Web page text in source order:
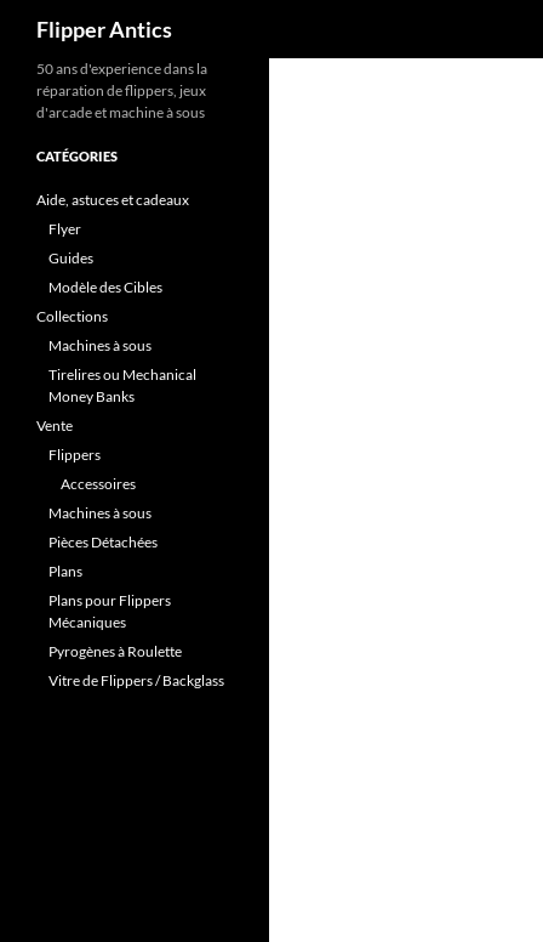
Aller
Flipper Antics
50 ans d'experience dans la
réparation de flippers, jeux
d'arcade et machine à sous
CATÉGORIES
Aide, astuces et cadeaux
Flyer
Guides
Modèle des Cibles
Collections
Machines à sous
Tirelires ou Mechanical
Money Banks
Vente
Flippers
Accessoires
Machines à sous
Pièces Détachées
Plans
Plans pour Flippers
Mécaniques
Pyrogènes à Roulette
Vitre de Flippers / Backglass